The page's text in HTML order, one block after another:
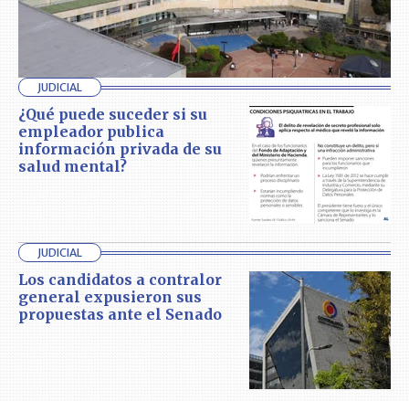
JUDICIAL
¿Qué puede suceder si su
empleador publica
información privada de su
salud mental?
JUDICIAL
Los candidatos a contralor
general expusieron sus
propuestas ante el Senado